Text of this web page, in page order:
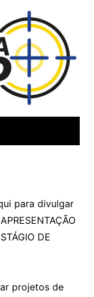
para divulgar
DE
projetos de